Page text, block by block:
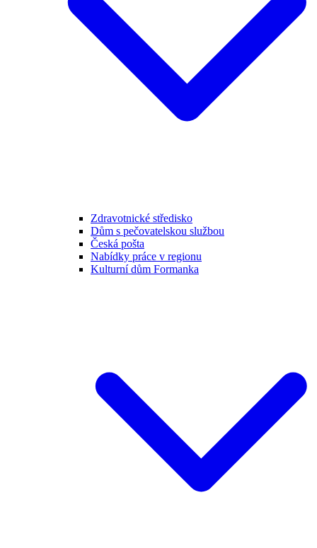
Zdravotnické středisko
Dům s pečovatelskou službou
Česká pošta
Nabídky práce v regionu
Kulturní dům Formanka